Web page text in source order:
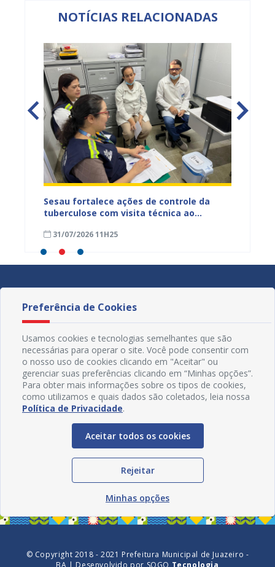
NOTÍCIAS RELACIONADAS
Sesau fortalece ações de controle da
tuberculose com visita técnica ao
31/07/2026 11H25
© Copyright 2018 - 2021 Prefeitura Municipal de Juazeiro -
Preferência de Cookies
Usamos cookies e tecnologias semelhantes que são
necessárias para operar o site. Você pode consentir com
o nosso uso de cookies clicando em "Aceitar" ou
gerenciar suas preferências clicando em “Minhas opções”.
Para obter mais informações sobre os tipos de cookies,
como utilizamos e quais dados são coletados, leia nossa
Política de Privacidade.
Aceitar todos os cookies
Rejeitar
Minhas opções